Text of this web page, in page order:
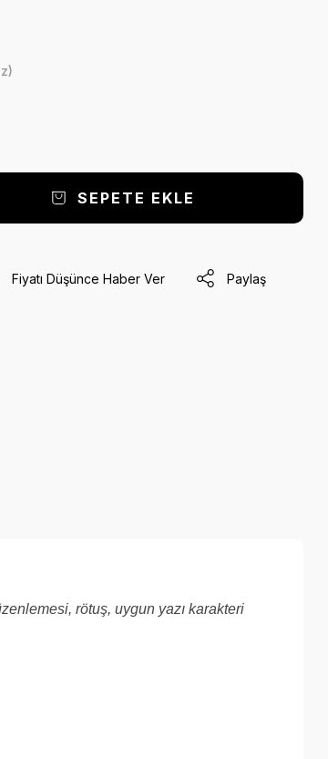
SEPETE EKLE
Fiyatı Düşünce Haber Ver Paylaş
rötuş, uygun yazı karakteri